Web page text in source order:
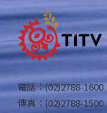
電話：(02)2788-1600
傳真：(02)2788-1500